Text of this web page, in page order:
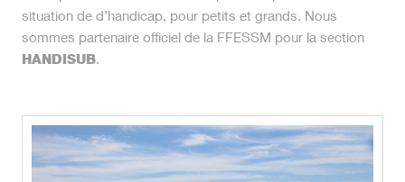
situation de d’handicap, pour petits et grands. Nous
sommes partenaire officiel de la FFESSM pour la section
HANDISUB.